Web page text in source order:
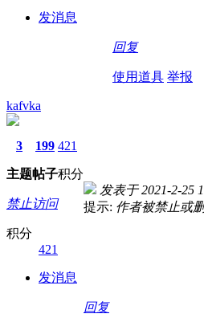
发消息
回复
使用道具 举报
kafvka
3
主题
199
帖子
421
积分
禁止访问
积分
421
发消息
发表于 2021-2-25
提示: 作者被禁止或
回复